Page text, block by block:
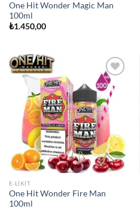
One Hit Wonder Magic Man
100ml
₺1.450,00
Add to
wishlist
E-LIKIT
One Hit Wonder Fire Man
100ml